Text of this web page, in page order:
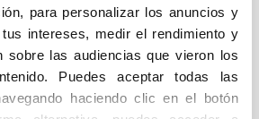
para personalizar los anuncios y
intereses, medir el rendimiento y
sobre las audiencias que vieron los
Puedes aceptar todas las
haciendo clic en el botón
Crítica literaria
Duque, Aquilino
12,00€
Agotado